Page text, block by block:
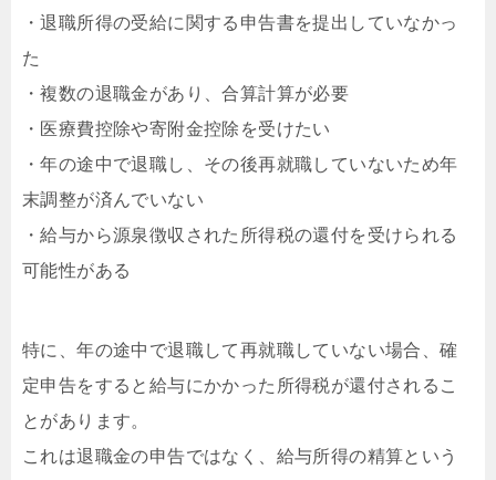
・退職所得の受給に関する申告書を提出していなかっ
た
・複数の退職金があり、合算計算が必要
・医療費控除や寄附金控除を受けたい
・年の途中で退職し、その後再就職していないため年
末調整が済んでいない
・給与から源泉徴収された所得税の還付を受けられる
可能性がある
特に、年の途中で退職して再就職していない場合、確
定申告をすると給与にかかった所得税が還付されるこ
とがあります。
これは退職金の申告ではなく、給与所得の精算という